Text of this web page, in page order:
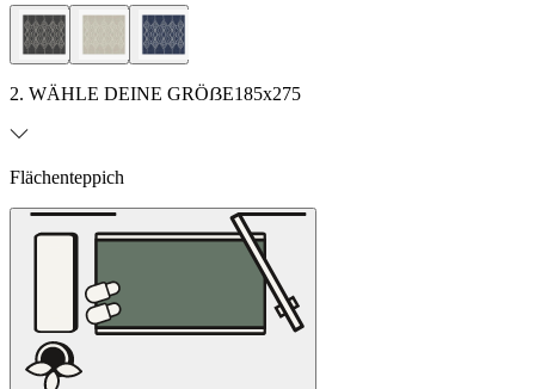
2. WÄHLE DEINE GRÖẞE185x275
Flächenteppich